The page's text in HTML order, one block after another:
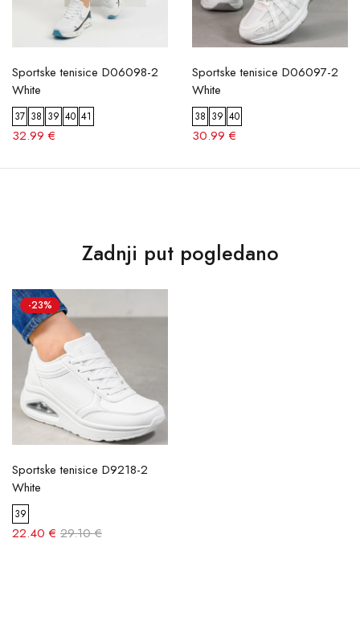
Sportske tenisice D06098-2
White
37 38 39 40 41
32.99 €
Sportske tenisice D06097-2
White
38 39 40
30.99 €
Zadnji put pogledano
-23%
Sportske tenisice D9218-2
White
39
22.40 € 29.10 €